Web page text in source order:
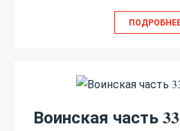
Воинская часть